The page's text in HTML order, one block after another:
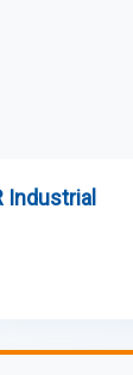
Industrial